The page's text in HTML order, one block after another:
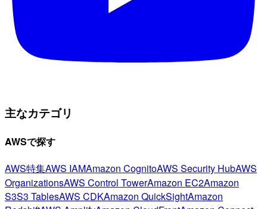
主なカテゴリ
AWSで探す
AWS特集AWS IAMAmazon CognitoAWS Security HubAWS
OrganizationsAWS Control TowerAmazon EC2Amazon
S3S3 TablesAWS CDKAmazon QuickSightAmazon